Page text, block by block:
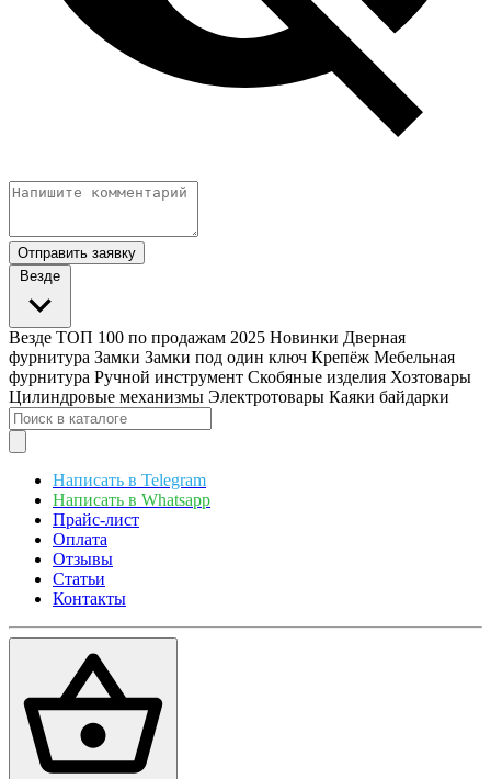
Отправить заявку
Везде
Везде ТОП 100 по продажам 2025 Новинки Дверная
фурнитура Замки Замки под один ключ Крепёж Мебельная
фурнитура Ручной инструмент Скобяные изделия Хозтовары
Цилиндровые механизмы Электротовары Каяки байдарки
Написать в Telegram
Написать в Whatsapp
Прайс-лист
Оплата
Отзывы
Статьи
Контакты